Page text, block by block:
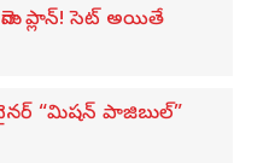
మెగా ప్లాన్! సెట్ అయితే
“మిషన్ పాజిబుల్”